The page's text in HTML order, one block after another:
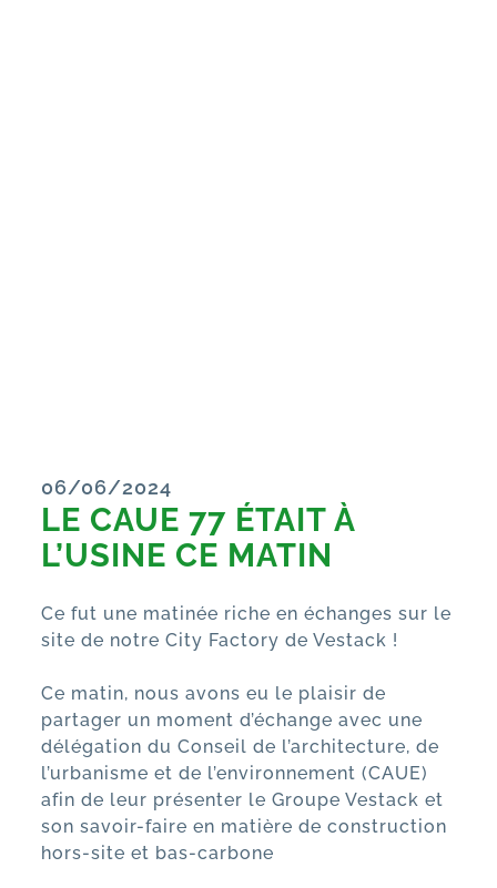
06/06/2024
LE CAUE 77 ÉTAIT À
L’USINE CE MATIN
Ce fut une matinée riche en échanges sur le
site de notre City Factory de Vestack !
Ce matin, nous avons eu le plaisir de
partager un moment d’échange avec une
délégation du Conseil de l’architecture, de
l’urbanisme et de l’environnement (CAUE)
afin de leur présenter le Groupe Vestack et
son savoir-faire en matière de construction
hors-site et bas-carbone